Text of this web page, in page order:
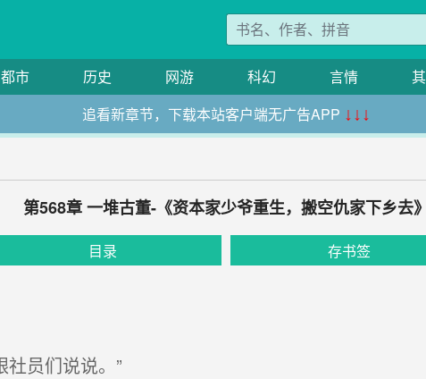
都市 历史 网游 科幻 言情
追看新章节，下载本站客户端无广告APP ↓↓↓
第568章 一堆古董-《资本家少爷重生，搬空仇家下乡去
目录 存书签
员们说说。”